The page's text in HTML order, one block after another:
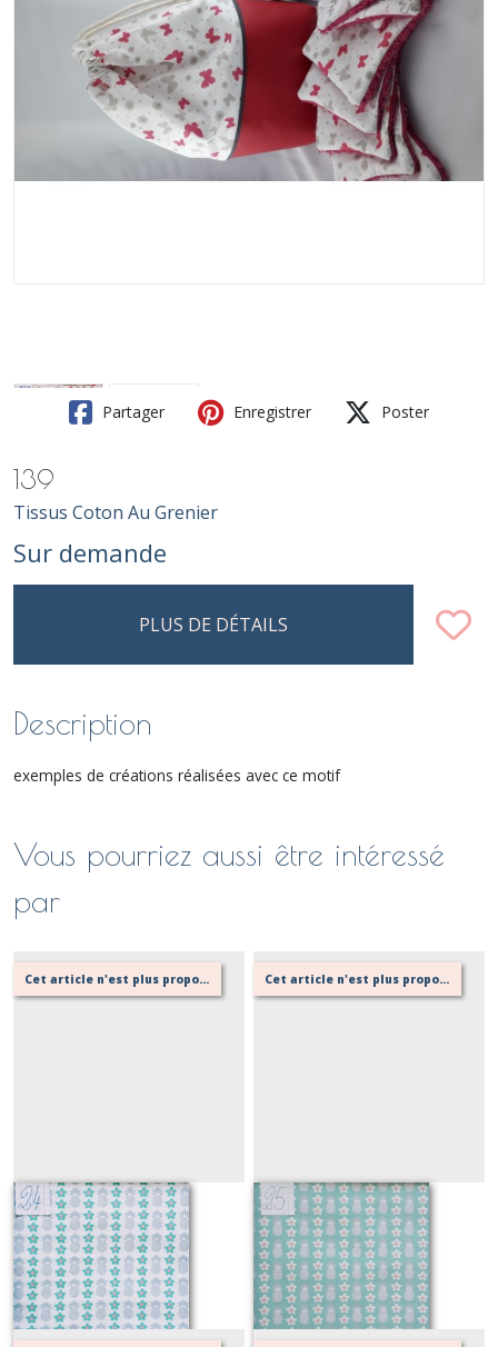
Partager Enregistrer Poster
139
Tissus Coton Au Grenier
Sur demande
PLUS DE DÉTAILS
Description
exemples de créations réalisées avec ce motif
Vous pourriez aussi être intéressé
par
Cet article n'est plus proposé, retournez au menu principal ou contactez moi!
24
Sur demande
Cet article n'est plus proposé, retournez au menu principal ou contactez moi!
25
Sur demande